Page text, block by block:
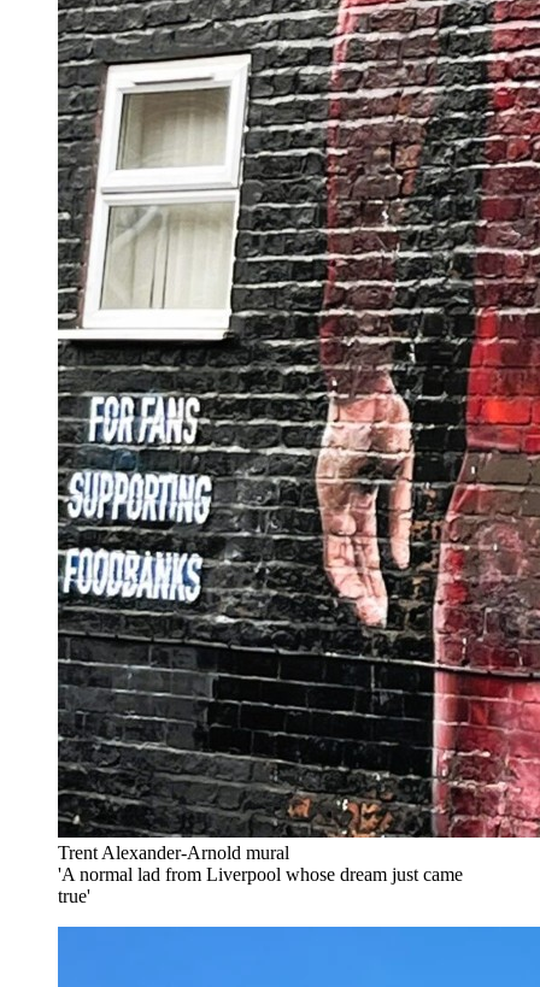
Trent Alexander-Arnold mural
'A normal lad from Liverpool whose dream just came
true'